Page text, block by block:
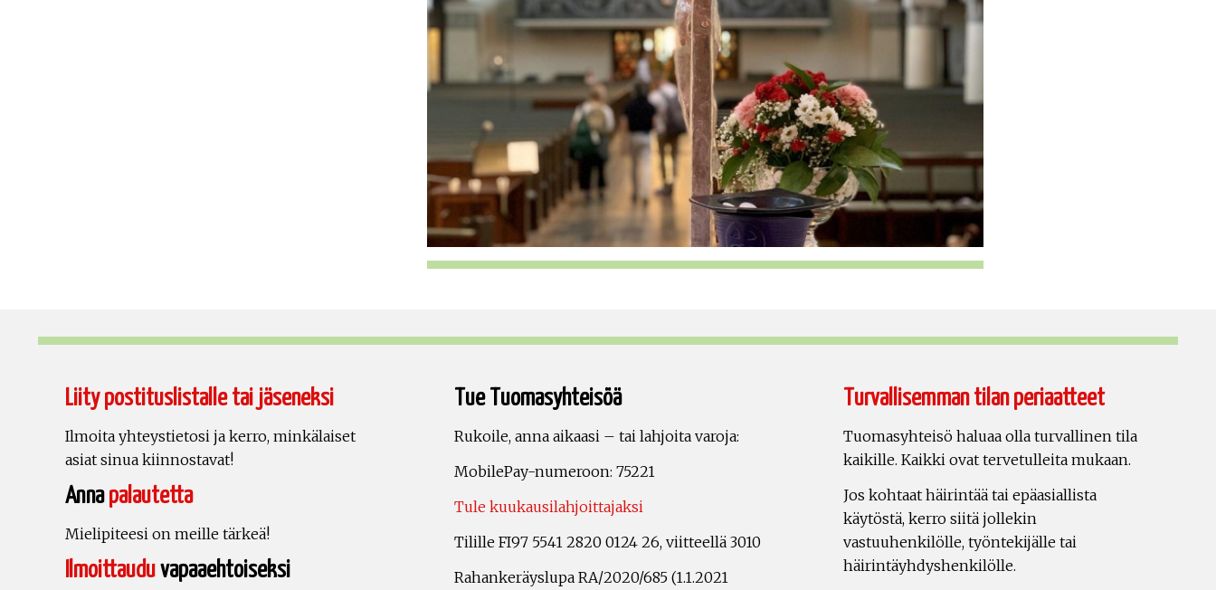
Liity postituslistalle tai jäseneksi
Ilmoita yhteystietosi ja kerro, minkälaiset
asiat sinua kiinnostavat!
Annapalautetta
Mielipiteesi on meille tärkeä!
Ilmoittauduvapaaehtoiseksi
Tue Tuomasyhteisöä
Rukoile, anna aikaasi – tai lahjoita varoja:
MobilePay-numeroon: 75221
Tule kuukausilahjoittajaksi
Tilille FI97 5541 2820 0124 26, viitteellä 3010
Rahankeräyslupa RA/2020/685 (1.1.2021
Turvallisemman tilan periaatteet
Tuomasyhteisö haluaa olla turvallinen tila
kaikille. Kaikki ovat tervetulleita mukaan.
Jos kohtaat häirintää tai epäasiallista
käytöstä, kerro siitä jollekin
vastuuhenkilölle, työntekijälle tai
häirintäyhdyshenkilölle.